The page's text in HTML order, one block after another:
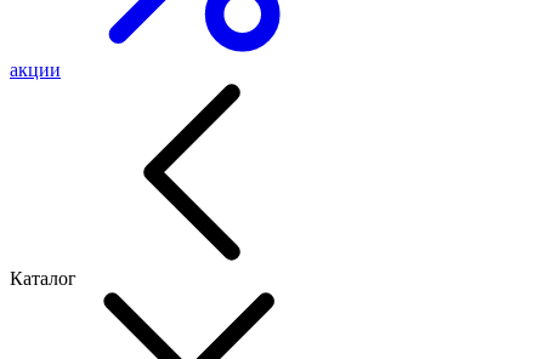
акции
Каталог